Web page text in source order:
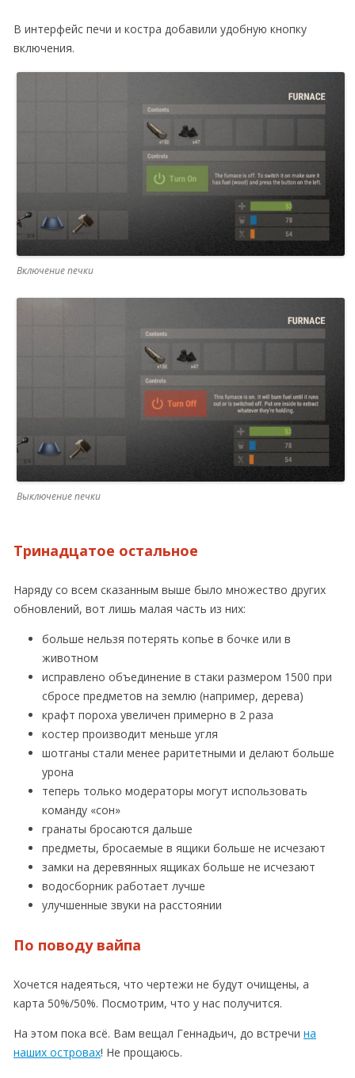
В интерфейс печи и костра добавили удобную кнопку
включения.
Включение печки
Выключение печки
Тринадцатое остальное
Наряду со всем сказанным выше было множество других
обновлений, вот лишь малая часть из них:
больше нельзя потерять копье в бочке или в
животном
исправлено объединение в стаки размером 1500 при
сбросе предметов на землю (например, дерева)
крафт пороха увеличен примерно в 2 раза
костер производит меньше угля
шотганы стали менее раритетными и делают больше
урона
теперь только модераторы могут использовать
команду «сон»
гранаты бросаются дальше
предметы, бросаемые в ящики больше не исчезают
замки на деревянных ящиках больше не исчезают
водосборник работает лучше
улучшенные звуки на расстоянии
По поводу вайпа
Хочется надеяться, что чертежи не будут очищены, а
карта 50%/50%. Посмотрим, что у нас получится.
На этом пока всё. Вам вещал Геннадьич, до встречи на
наших островах! Не прощаюсь.